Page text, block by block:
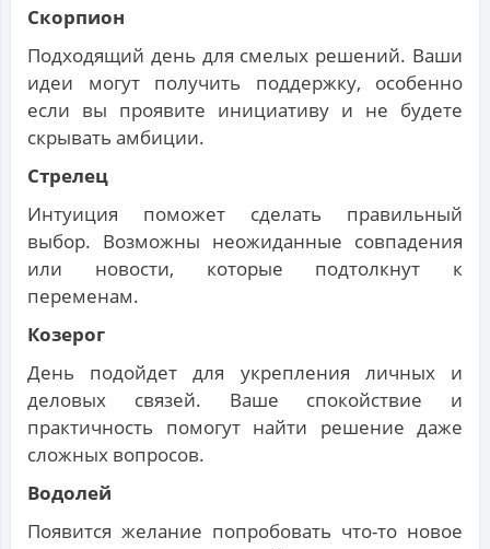
Скорпион
Подходящий день для смелых решений. Ваши
идеи могут получить поддержку, особенно
если вы проявите инициативу и не будете
скрывать амбиции.
Стрелец
Интуиция поможет сделать правильный
выбор. Возможны неожиданные совпадения
или новости, которые подтолкнут к
переменам.
Козерог
День подойдет для укрепления личных и
деловых связей. Ваше спокойствие и
практичность помогут найти решение даже
сложных вопросов.
Водолей
Появится желание попробовать что-то новое